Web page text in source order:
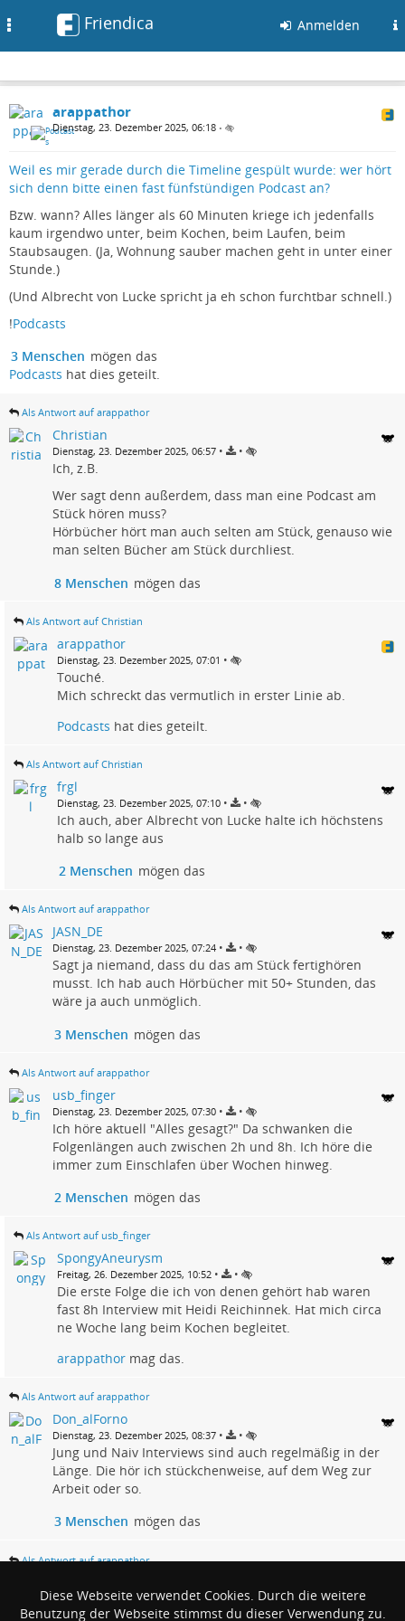
Friendica Anmelden
arappathor
Dienstag, 23. Dezember 2025, 06:18 •
Weil es mir gerade durch die Timeline gespült wurde: wer hört
sich denn bitte einen fast fünfstündigen Podcast an?
Bzw. wann? Alles länger als 60 Minuten kriege ich jedenfalls
kaum irgendwo unter, beim Kochen, beim Laufen, beim
Staubsaugen. (Ja, Wohnung sauber machen geht in unter einer
Stunde.)
(Und Albrecht von Lucke spricht ja eh schon furchtbar schnell.)
!Podcasts
3 Menschen mögen das
Podcasts hat dies geteilt.
Als Antwort auf arappathor
Christian
Dienstag, 23. Dezember 2025, 06:57 • •
Ich, z.B.
Wer sagt denn außerdem, dass man eine Podcast am
Stück hören muss?
Hörbücher hört man auch selten am Stück, genauso wie
man selten Bücher am Stück durchliest.
8 Menschen mögen das
Als Antwort auf Christian
arappathor
Dienstag, 23. Dezember 2025, 07:01 •
Touché.
Mich schreckt das vermutlich in erster Linie ab.
Podcasts hat dies geteilt.
Als Antwort auf Christian
frgl
Dienstag, 23. Dezember 2025, 07:10 • •
Ich auch, aber Albrecht von Lucke halte ich höchstens
halb so lange aus
2 Menschen mögen das
Als Antwort auf arappathor
JASN_DE
Dienstag, 23. Dezember 2025, 07:24 • •
Sagt ja niemand, dass du das am Stück fertighören
musst. Ich hab auch Hörbücher mit 50+ Stunden, das
wäre ja auch unmöglich.
3 Menschen mögen das
Als Antwort auf arappathor
usb_finger
Dienstag, 23. Dezember 2025, 07:30 • •
Ich höre aktuell "Alles gesagt?" Da schwanken die
Folgenlängen auch zwischen 2h und 8h. Ich höre die
immer zum Einschlafen über Wochen hinweg.
2 Menschen mögen das
Als Antwort auf usb_finger
SpongyAneurysm
Freitag, 26. Dezember 2025, 10:52 • •
Die erste Folge die ich von denen gehört hab waren
fast 8h Interview mit Heidi Reichinnek. Hat mich circa
ne Woche lang beim Kochen begleitet.
arappathor mag das.
Als Antwort auf arappathor
Don_alForno
Dienstag, 23. Dezember 2025, 08:37 • •
Jung und Naiv Interviews sind auch regelmäßig in der
Länge. Die hör ich stückchenweise, auf dem Weg zur
Arbeit oder so.
3 Menschen mögen das
Als Antwort auf arappathor
Dienstag, 23. Dezember 2025, 12:07 • •
Öhm… hier ist einer.
Diese Webseite verwendet Cookies. Durch die weitere
Benutzung der Webseite stimmst du dieser Verwendung zu.